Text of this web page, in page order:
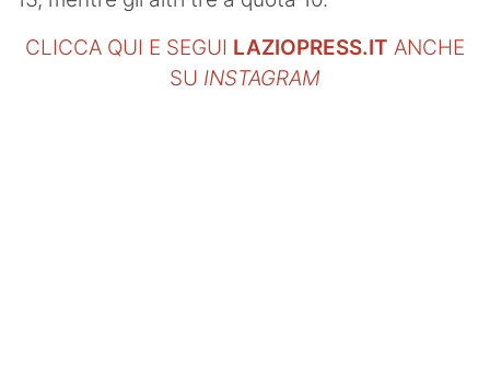
CLICCA QUI E SEGUI LAZIOPRESS.IT ANCHE
SU INSTAGRAM